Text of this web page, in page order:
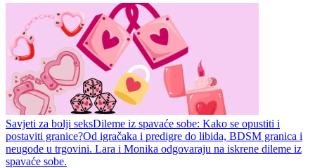
Savjeti za bolji seksDileme iz spavaće sobe: Kako se opustiti i
postaviti granice?Od igračaka i predigre do libida, BDSM granica i
neugode u trgovini. Lara i Monika odgovaraju na iskrene dileme iz
spavaće sobe.